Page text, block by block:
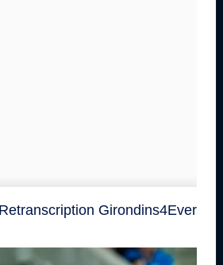
Retranscription Girondins4Ever